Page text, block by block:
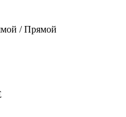
/ Прямой